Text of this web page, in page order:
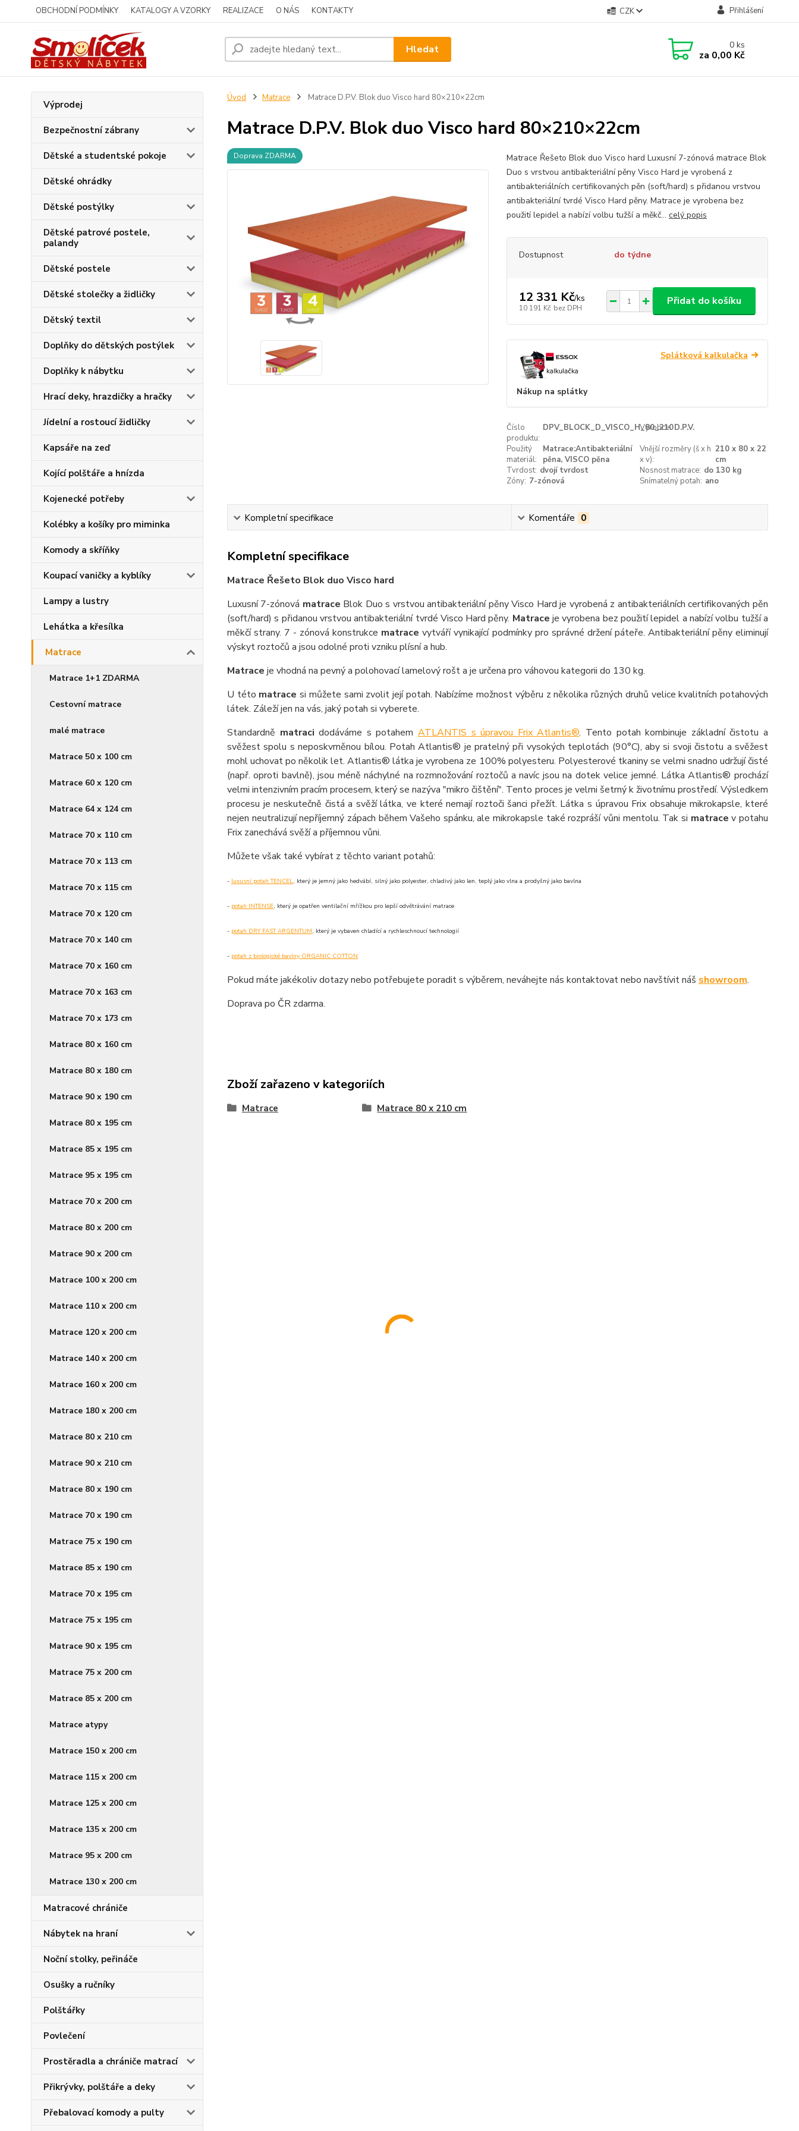
OBCHODNÍ PODMÍNKY KATALOGY A VZORKY REALIZACE O NÁS KONTAKTY CZK Přihlášení
Hledat 0ks
za 0,00 Kč
Výprodej
Bezpečnostní zábrany
Dětské a studentské pokoje
Dětské ohrádky
Dětské postýlky
Dětské patrové postele,
palandy
Dětské postele
Dětské stolečky a židličky
Dětský textil
Doplňky do dětských postýlek
Doplňky k nábytku
Hrací deky, hrazdičky a hračky
Jídelní a rostoucí židličky
Kapsáře na zeď
Kojící polštáře a hnízda
Kojenecké potřeby
Kolébky a košíky pro miminka
Komody a skříňky
Koupací vaničky a kyblíky
Lampy a lustry
Lehátka a křesílka
Matrace
Matrace 1+1 ZDARMA
Cestovní matrace
malé matrace
Matrace 50 x 100 cm
Matrace 60 x 120 cm
Matrace 64 x 124 cm
Matrace 70 x 110 cm
Matrace 70 x 113 cm
Matrace 70 x 115 cm
Matrace 70 x 120 cm
Matrace 70 x 140 cm
Matrace 70 x 160 cm
Matrace 70 x 163 cm
Matrace 70 x 173 cm
Matrace 80 x 160 cm
Matrace 80 x 180 cm
Matrace 90 x 190 cm
Matrace 80 x 195 cm
Matrace 85 x 195 cm
Matrace 95 x 195 cm
Matrace 70 x 200 cm
Matrace 80 x 200 cm
Matrace 90 x 200 cm
Matrace 100 x 200 cm
Matrace 110 x 200 cm
Matrace 120 x 200 cm
Matrace 140 x 200 cm
Matrace 160 x 200 cm
Matrace 180 x 200 cm
Matrace 80 x 210 cm
Matrace 90 x 210 cm
Matrace 80 x 190 cm
Matrace 70 x 190 cm
Matrace 75 x 190 cm
Matrace 85 x 190 cm
Matrace 70 x 195 cm
Matrace 75 x 195 cm
Matrace 90 x 195 cm
Matrace 75 x 200 cm
Matrace 85 x 200 cm
Matrace atypy
Matrace 150 x 200 cm
Matrace 115 x 200 cm
Matrace 125 x 200 cm
Matrace 135 x 200 cm
Matrace 95 x 200 cm
Matrace 130 x 200 cm
Matracové chrániče
Nábytek na hraní
Noční stolky, peřináče
Osušky a ručníky
Polštářky
Povlečení
Prostěradla a chrániče matrací
Přikrývky, polštáře a deky
Přebalovací komody a pulty
Úvod Matrace Matrace D.P.V. Blok duo Visco hard 80×210×22cm
Matrace D.P.V. Blok duo Visco hard 80×210×22cm
Doprava ZDARMA
Matrace Řešeto Blok duo Visco hard Luxusní 7-zónová matrace Blok
Duo s vrstvou antibakteriální pěny Visco Hard je vyrobená z
antibakteriálních certifikovaných pěn (soft/hard) s přidanou vrstvou
antibakteriální tvrdé Visco Hard pěny. Matrace je vyrobena bez
použití lepidel a nabízí volbu tužší a měkč... celý popis
Dostupnost do týdne
12 331 Kč/ks
10 191 Kč bez DPH
Přidat do košíku
Splátková kalkulačka
Nákup na splátky
Číslo
produktu:
DPV_BLOCK_D_VISCO_H_80_210
Výrobce: D.P.V.
Použitý
materiál:
Matrace:Antibakteriální
pěna, VISCO pěna
Vnější rozměry (š x h
x v):
210 x 80 x 22
cm
Tvrdost: dvojí tvrdost Nosnost matrace: do 130 kg
Zóny: 7-zónová Snímatelný potah: ano
Kompletní specifikace Komentáře 0
Kompletní specifikace
Matrace Řešeto Blok duo Visco hard
Luxusní 7-zónová matrace Blok Duo s vrstvou antibakteriální pěny Visco Hard je vyrobená z antibakteriálních certifikovaných pěn
(soft/hard) s přidanou vrstvou antibakteriální tvrdé Visco Hard pěny. Matraceje vyrobena bez použití lepidel a nabízí volbu tužší a
měkčí strany. 7 - zónová konstrukce matracevytváří vynikající podmínky pro správné držení páteře. Antibakteriální pěny eliminují
výskyt roztočů a jsou odolné proti vzniku plísní a hub.
Matrace je vhodná na pevný a polohovací lamelový rošt a je určena pro váhovou kategorii do 130 kg.
U této matracesi můžete sami zvolit její potah. Nabízíme možnost výběru z několika různých druhů velice kvalitních potahových
látek. Záleží jen na vás, jaký potah si vyberete.
Standardně matracidodáváme s potahem ATLANTIS s úpravou Frix Atlantis®. Tento potah kombinuje základní čistotu a
svěžest spolu s neposkvrněnou bílou. Potah Atlantis® je pratelný při vysokých teplotách (90°C), aby si svoji čistotu a svěžest
mohl uchovat po několik let. Atlantis® látka je vyrobena ze 100% polyesteru. Polyesterové tkaniny se velmi snadno udržují čisté
(např. oproti bavlně), jsou méně náchylné na rozmnožování roztočů a navíc jsou na dotek velice jemné. Látka Atlantis® prochází
velmi intenzivním pracím procesem, který se nazýva "mikro čištění". Tento proces je velmi šetrný k životnímu prostředí. Výsledkem
procesu je neskutečně čistá a svěží látka, ve které nemají roztoči šanci přežít. Látka s úpravou Frix obsahuje mikrokapsle, které
nejen neutralizují nepříjemný zápach během Vašeho spánku, ale mikrokapsle také rozpráší vůni mentolu. Tak si matracev potahu
Frix zanechává svěží a příjemnou vůni.
Můžete však také vybírat z těchto variant potahů:
- luxusní potah TENCEL, který je jemný jako hedvábí, silný jako polyester, chladivý jako len, teplý jako vlna a prodyšný jako bavlna
- potah INTENSE, který je opatřen ventilační mřížkou pro lepší odvětrávání matrace
- potah DRY FAST ARGENTUM, který je vybaven chladící a rychleschnoucí technologií
- potah z biologické bavlny ORGANIC COTTON
Pokud máte jakékoliv dotazy nebo potřebujete poradit s výběrem, neváhejte nás kontaktovat nebo navštívit náš showroom.
Doprava po ČR zdarma.
Zboží zařazeno v kategoriích
Matrace Matrace 80 x 210 cm